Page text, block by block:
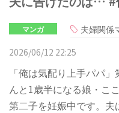
マンガ 夫婦関係
2026/06/12 22:25
「俺は気配り上手パパ
んと1歳半になる娘・こ
第二子を妊娠中です。夫